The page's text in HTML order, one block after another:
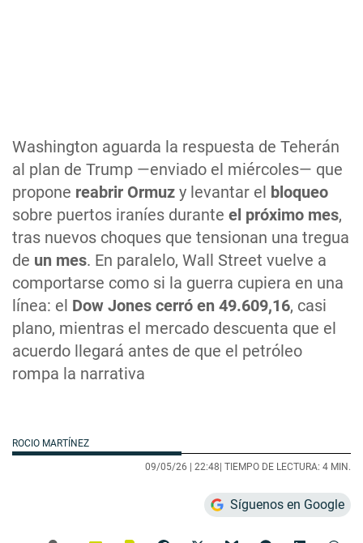
Washington aguarda la respuesta de Teherán
al plan de Trump —enviado el miércoles— que
propone reabrir Ormuz y levantar el bloqueo
sobre puertos iraníes durante el próximo mes,
tras nuevos choques que tensionan una tregua
de un mes. En paralelo, Wall Street vuelve a
comportarse como si la guerra cupiera en una
línea: el Dow Jones cerró en 49.609,16, casi
plano, mientras el mercado descuenta que el
acuerdo llegará antes de que el petróleo
rompa la narrativa
ROCIO MARTÍNEZ
09/05/26 | 22:48 | TIEMPO DE LECTURA: 4 MIN.
Síguenos en Google